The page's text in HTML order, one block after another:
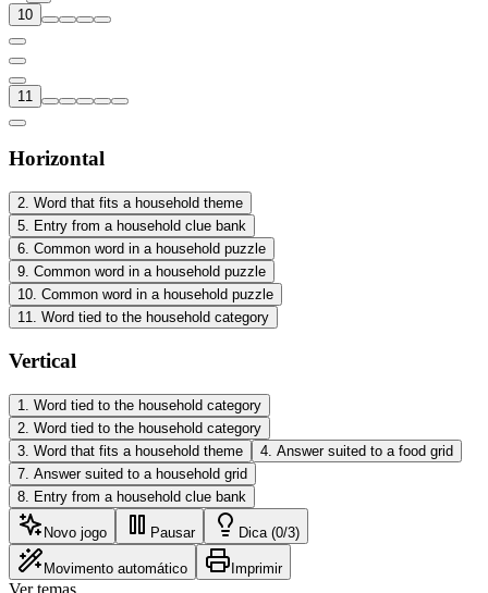
10
11
Horizontal
2. Word that fits a household theme
5. Entry from a household clue bank
6. Common word in a household puzzle
9. Common word in a household puzzle
10. Common word in a household puzzle
11. Word tied to the household category
Vertical
1
Word tied to the household category
2 Word tied to the household category
3 Word that fits a household theme 4 Answer suited to a food grid
7 Answer suited to a household grid
8 Entry from a household clue bank
Novo jogo Pausar Dica (0/3)
Movimento automático Imprimir
Ver temas